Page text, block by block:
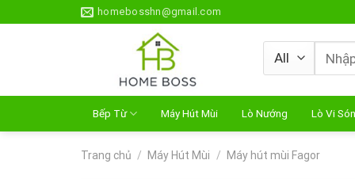
to
homebosshn@gmail.com
Tìm
kiếm:
Bếp Từ Máy Hút Mùi Lò Nướng Lò Vi
Trang chủ / Máy Hút Mùi / Máy hút mùi Fagor